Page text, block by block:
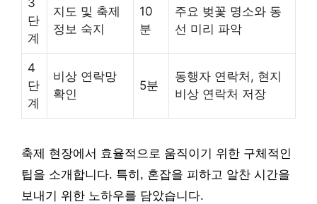
3
단
계
지도 및 축제
정보 숙지
10
분
주요 벚꽃 명소와 동
선 미리 파악
4
단
계
비상 연락망
확인
5분
동행자 연락처, 현지
비상 연락처 저장
축제 현장에서 효율적으로 움직이기 위한 구체적인
팁을 소개합니다. 특히, 혼잡을 피하고 알찬 시간을
보내기 위한 노하우를 담았습니다.